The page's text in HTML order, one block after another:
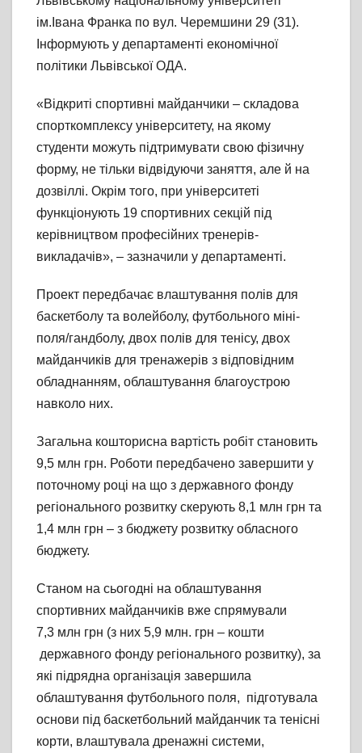
ім.Івана Франка по вул. Черемшини 29 (31).
Інформують у департаменті економічної
політики Львівської ОДА.
«Відкриті спортивні майданчики – складова
спорткомплексу університету, на якому
студенти можуть підтримувати свою фізичну
форму, не тільки відвідуючи заняття, але й на
дозвіллі. Окрім того, при університеті
функціонують 19 спортивних секцій під
керівництвом професійних тренерів-
викладачів», – зазначили у департаменті.
Проект передбачає влаштування полів для
баскетболу та волейболу, футбольного міні-
поля/гандболу, двох полів для тенісу, двох
майданчиків для тренажерів з відповідним
обладнанням, облаштування благоустрою
навколо них.
Загальна кошторисна вартість робіт становить
9,5 млн грн. Роботи передбачено завершити у
поточному році на що з державного фонду
регіонального розвитку скерують 8,1 млн грн та
1,4 млн грн – з бюджету розвитку обласного
бюджету.
Станом на сьогодні на облаштування
спортивних майданчиків вже спрямували
7,3 млн грн (з них 5,9 млн. грн – кошти
державного фонду регіонального розвитку), за
які підрядна організація завершила
облаштування футбольного поля, підготувала
основи під баскетбольний майданчик та тенісні
корти, влаштувала дренажні системи,